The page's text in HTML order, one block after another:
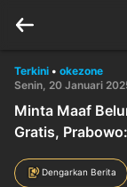
Terkini • okezone
Senin, 20 Januari
Minta Maaf
Gratis,
Dengarkan Berita